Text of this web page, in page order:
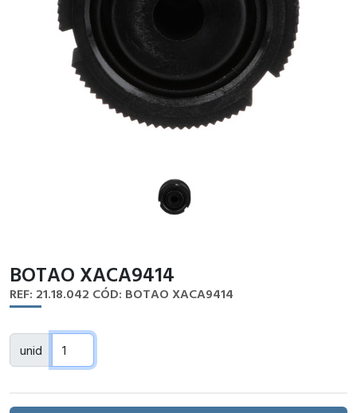
BOTAO XACA9414
REF: 21.18.042 CÓD: BOTAO XACA9414
unid